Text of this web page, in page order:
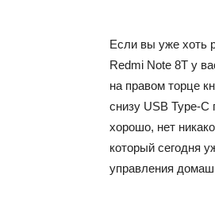
Если вы уже хоть
Redmi Note 8T у
на правом торце
снизу USB Type-
хорошо, нет
который сегодня
управления